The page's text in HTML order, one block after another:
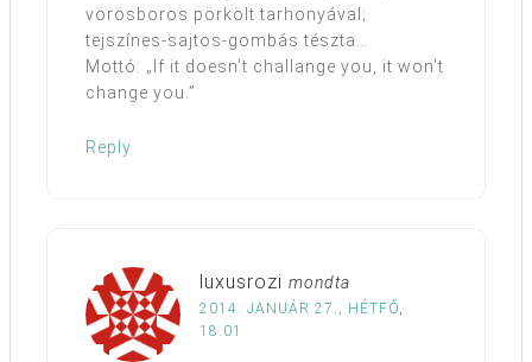
vörösboros pörkölt tarhonyával;
tejszínes-sajtos-gombás tészta…
Mottó: „If it doesn’t challange you, it won’t
change you.”
Reply
luxusrozi mondta
2014. JANUÁR 27., HÉTFŐ,
18:01